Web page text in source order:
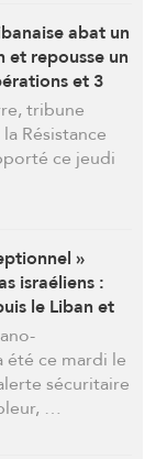
abat un
et repousse un
et 3
tribune
Résistance
ce jeudi
»
israéliens :
le Liban et
un
l’armée.
été ce mardi le
sécuritaire
…